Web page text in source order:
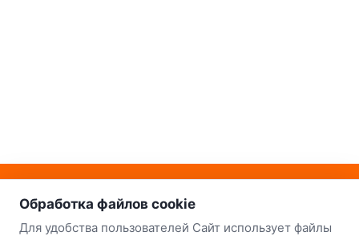
о нас
Наш склад-магазин:
Минск
Обработка файлов cookie
Для удобства пользователей Сайт использует файлы